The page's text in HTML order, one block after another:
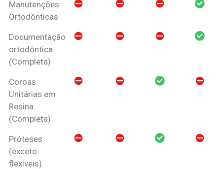
Manutenções
Ortodônticas
Documentação
ortodôntica
(Completa)
Coroas
Unitárias em
Resina
(Completa)
Próteses
(exceto
flexíveis)